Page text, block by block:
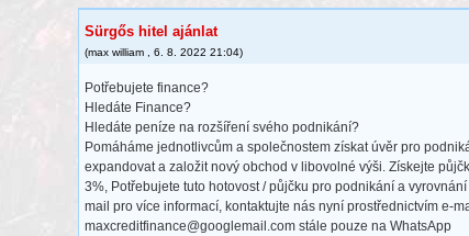
Sürgős hitel ajánlat
(max william 6. 8. 2022 21:04)
Potřebujete finance?
Hledáte Finance?
Hledáte peníze na rozšíření svého podnikání?
Pomáháme jednotlivcům a společnostem získat úvěr pro
expandovat a založit nový obchod v libovolné výši. Získejte
3%, Potřebujete tuto hotovost / půjčku pro podnikání a
mail pro více informací, kontaktujte nás nyní prostřednictvím e-
maxcreditfinance@googlemail.com stále pouze na WhatsApp